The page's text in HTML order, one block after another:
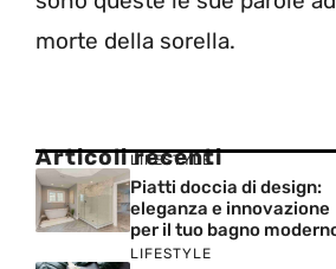
morte della sorella.
Articoli recenti
LIFESTYLE
Piatti doccia di design:
eleganza e innovazione
per il tuo bagno
LIFESTYLE